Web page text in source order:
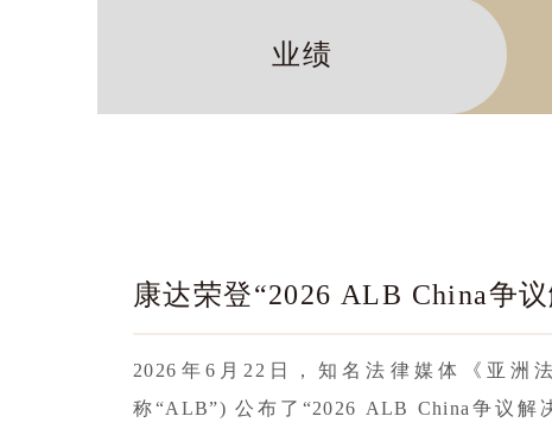
业绩
康达荣登“2026 ALB China争
2026年6月22日，知名法律媒体《亚洲
称“ALB”) 公布了“2026 ALB China争议解